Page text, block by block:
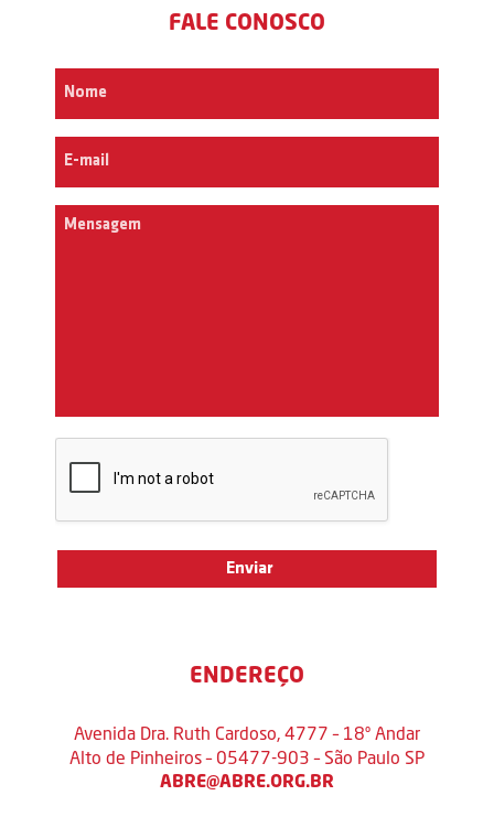
FALE CONOSCO
ENDEREÇO
Avenida Dra. Ruth Cardoso, 4777 – 18º Andar
Alto de Pinheiros – 05477-903 – São Paulo SP
ABRE@ABRE.ORG.BR